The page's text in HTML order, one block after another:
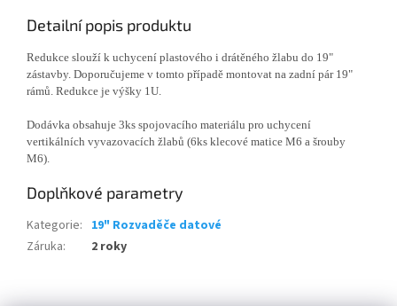
Detailní popis produktu
Redukce slouží k uchycení plastového i drátěného žlabu do 19"
zástavby. Doporučujeme v tomto případě montovat na zadní pár 19"
rámů. Redukce je výšky 1U.
Dodávka obsahuje 3ks spojovacího materiálu pro uchycení
vertikálních vyvazovacích žlabů (6ks klecové matice M6 a šrouby
M6).
Doplňkové parametry
Kategorie: 19" Rozvaděče datové
Záruka: 2 roky